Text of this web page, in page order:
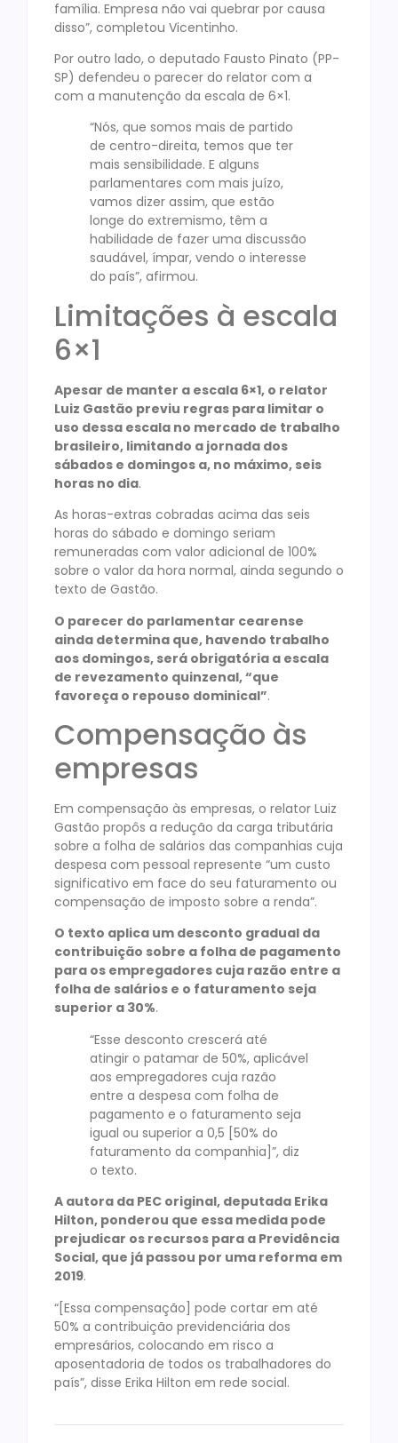
família. Empresa não vai quebrar por causa
disso”, completou Vicentinho.
Por outro lado, o deputado Fausto Pinato (PP-
SP) defendeu o parecer do relator com a
com a manutenção da escala de 6×1.
“Nós, que somos mais de partido
de centro-direita, temos que ter
mais sensibilidade. E alguns
parlamentares com mais juízo,
vamos dizer assim, que estão
longe do extremismo, têm a
habilidade de fazer uma discussão
saudável, ímpar, vendo o interesse
do país”, afirmou.
Limitações à escala
6×1
Apesar de manter a escala 6×1, o relator
Luiz Gastão previu regras para limitar o
uso dessa escala no mercado de trabalho
brasileiro, limitando a jornada dos
sábados e domingos a, no máximo, seis
horas no dia.
As horas-extras cobradas acima das seis
horas do sábado e domingo seriam
remuneradas com valor adicional de 100%
sobre o valor da hora normal, ainda segundo o
texto de Gastão.
O parecer do parlamentar cearense
ainda determina que, havendo trabalho
aos domingos, será obrigatória a escala
de revezamento quinzenal, “que
favoreça o repouso dominical”.
Compensação às
empresas
Em compensação às empresas, o relator Luiz
Gastão propôs a redução da carga tributária
sobre a folha de salários das companhias cuja
despesa com pessoal represente “um custo
significativo em face do seu faturamento ou
compensação de imposto sobre a renda”.
O texto aplica um desconto gradual da
contribuição sobre a folha de pagamento
para os empregadores cuja razão entre a
folha de salários e o faturamento seja
superior a 30%.
“Esse desconto crescerá até
atingir o patamar de 50%, aplicável
aos empregadores cuja razão
entre a despesa com folha de
pagamento e o faturamento seja
igual ou superior a 0,5 [50% do
faturamento da companhia]”, diz
o texto.
A autora da PEC original, deputada Erika
Hilton, ponderou que essa medida pode
prejudicar os recursos para a Previdência
Social, que já passou por uma reforma em
2019.
“[Essa compensação] pode cortar em até
50% a contribuição previdenciária dos
empresários, colocando em risco a
aposentadoria de todos os trabalhadores do
país”, disse Erika Hilton em rede social.